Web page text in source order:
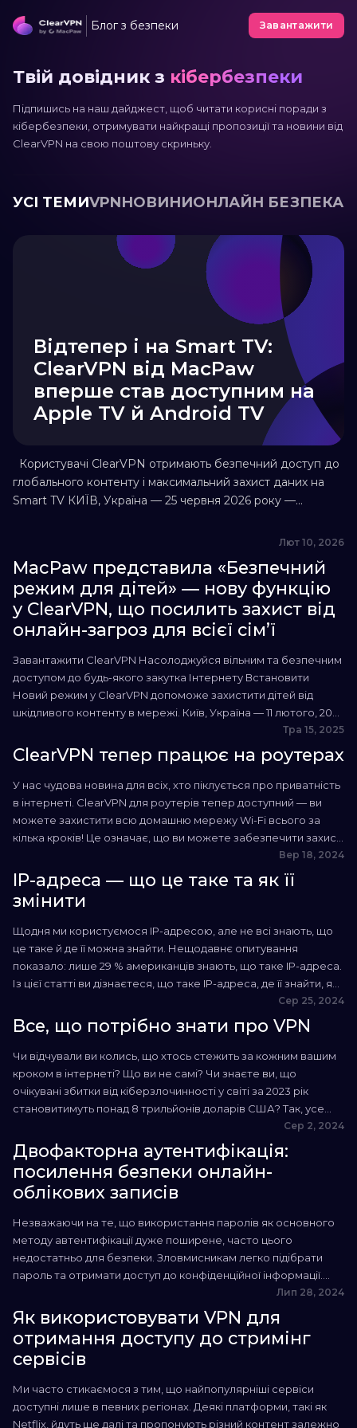
Блог з безпеки Завантажити
Твій довідник з кібербезпеки
Підпишись на наш дайджест, щоб читати корисні поради з
кібербезпеки, отримувати найкращі пропозиції та новини від
ClearVPN на свою поштову скриньку.
УСІ ТЕМИVPNНОВИНИОНЛАЙН БЕЗПЕКА
Відтепер і на Smart TV:
ClearVPN від MacPaw
вперше став доступним на
Apple TV й Android TV
Користувачі ClearVPN отримають безпечний доступ до
глобального контенту і максимальний захист даних на
Smart TV КИЇВ, Україна — 25 червня 2026 року —
ClearVPN на двох нових платформах. VPN-сервіс для
доступним на Apple TV та Android TV. Користувачі можуть
активувати ClearVPN...
Лют 10, 2026
MacPaw представила «Безпечний
режим для дітей» — нову функцію
у ClearVPN, що посилить захист від
онлайн-загроз для всієї сім’ї
Завантажити ClearVPN Насолоджуйся вільним та безпечним
доступом до будь-якого закутка Інтернету Встановити
Новий режим у ClearVPN допоможе захистити дітей від
шкідливого контенту в мережі. Київ, Україна — 11 лютого, 2026
— Продуктова IT-компанія MacPaw додала функцію
«Безпечний режим для дітей» у застосунок ClearVPN, який
допомагає захистити дані й забезпечує приватність у
мережі. Новий режим активує...
Тра 15, 2025
ClearVPN тепер працює на роутерах
У нас чудова новина для всіх, хто піклується про приватність
в інтернеті. ClearVPN для роутерів тепер доступний — ви
можете захистити всю домашню мережу Wi-Fi всього за
кілька кроків! Це означає, що ви можете забезпечити захист
усієї домашньої Wi-Fi мережі — на всіх пристроях одночасно.
Вам більше не потрібно встановлювати VPN на кожен
гаджет окремо: телевізор,...
Вер 18, 2024
IP-адреса — що це таке та як її
змінити
Щодня ми користуємося IP-адресою, але не всі знають, що
це таке й де її можна знайти. Нещодавнє опитування
показало: лише 29 % американців знають, що таке IP-адреса.
Із цієї статті ви дізнаєтеся, що таке IP-адреса, де її знайти, як
змінити й чому вам знадобиться застосунок ClearVPN.
Завантажити ClearVPN Насолоджуйся вільним та безпечним
доступом до будь-якого закутка...
Сер 25, 2024
Все, що потрібно знати про VPN
Чи відчували ви колись, що хтось стежить за кожним вашим
кроком в інтернеті? Що ви не самі? Чи знаєте ви, що
очікувані збитки від кіберзлочинності у світі за 2023 рік
становитимуть понад 8 трильйонів доларів США? Так, усе
правильно — трильйонів. Дедалі більше людей працюють
удома та щодня користуються інтернетом, і їм треба дбати
про конфіденційність. У...
Сер 2, 2024
Двофакторна аутентифікація:
посилення безпеки онлайн-
облікових записів
Незважаючи на те, що використання паролів як основного
методу автентифікації дуже поширене, часто цього
недостатньо для безпеки. Зловмисникам легко підібрати
пароль та отримати доступ до конфіденційної інформації.
Тому двофакторна аутентифікація стала одним з основних
засобів безпеки онлайн-сервісів. Сьогодні майже кожен
веб-сайт з формою входу пропонує користувачам увімкнути
двофакторну аутентифікацію. У цій статті ми розповімо, що...
Лип 28, 2024
Як використовувати VPN для
отримання доступу до стримінг
сервісів
Ми часто стикаємося з тим, що найпопулярніші сервіси
доступні лише в певних регіонах. Деякі платформи, такі як
Netflix, йдуть ще далі та пропонують різний контент залежно